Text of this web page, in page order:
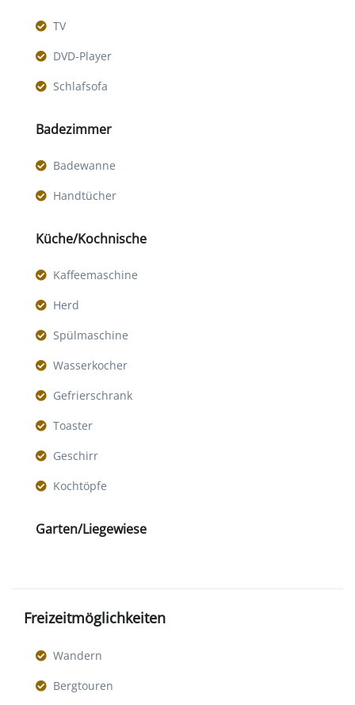
TV
DVD-Player
Schlafsofa
Badezimmer
Badewanne
Handtücher
Küche/Kochnische
Kaffeemaschine
Herd
Spülmaschine
Wasserkocher
Gefrierschrank
Toaster
Geschirr
Kochtöpfe
Garten/Liegewiese
Freizeitmöglichkeiten
Wandern
Bergtouren